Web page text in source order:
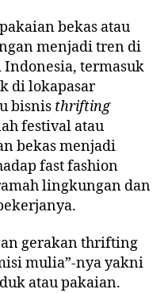
bekas atau
menjadi tren di
Indonesia, termasuk
di lokapasar
bisnis thrifting
festival atau
bekas menjadi
fast fashion
lingkungan dan
gerakan thrifting
mulia”-nya yakni
atau pakaian.